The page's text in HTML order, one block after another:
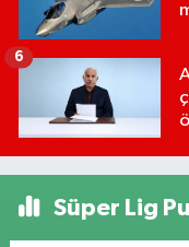
6
Süper Lig